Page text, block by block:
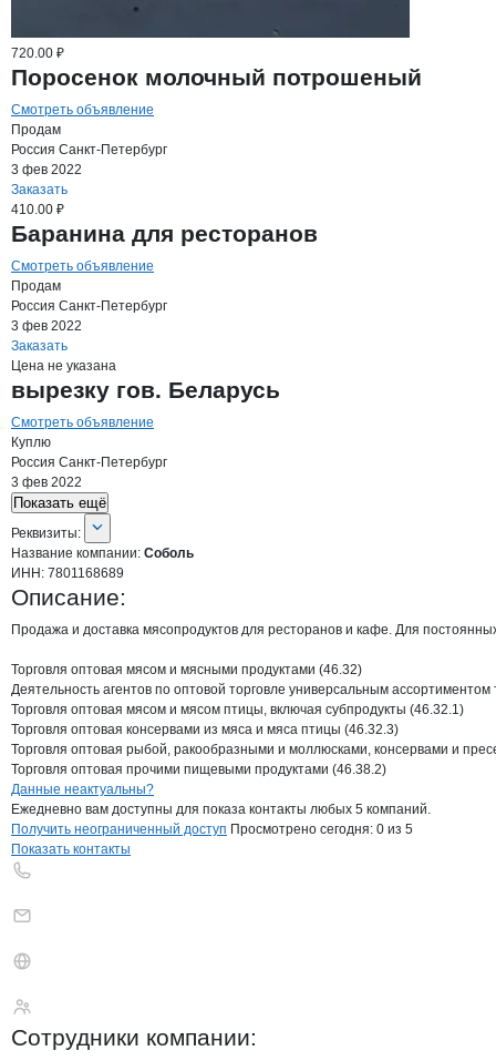
720.00 ₽
Поросенок молочный потрошеный
Смотреть объявление
Продам
Россия Санкт-Петербург
3 фев 2022
Заказать
410.00 ₽
Баранина для ресторанов
Смотреть объявление
Продам
Россия Санкт-Петербург
3 фев 2022
Заказать
Цена не указана
вырезку гов. Беларусь
Смотреть объявление
Куплю
Россия Санкт-Петербург
3 фев 2022
Показать ещё
О компании
Реквизиты
Реквизиты:
Название компании: Соболь
ИНН: 7801168689
Описание:
Продажа и доставка мясопродуктов для ресторанов и кафе. Для
Торговля оптовая мясом и мясными продуктами (46.32)
Деятельность агентов по оптовой торговле универсальным ассортиментом
Торговля оптовая мясом и мясом птицы, включая субпродукты (46.32.1)
Торговля оптовая консервами из мяса и мяса птицы (46.32.3)
Торговля оптовая рыбой, ракообразными и моллюсками, консервами и
Торговля оптовая прочими пищевыми продуктами (46.38.2)
Контактыкомпании
+7(800)000-00-..
Данные неактуальны?
Ежедневно вам доступны для показа контакты любых 5 компаний.
Получить неограниченный доступ Просмотрено сегодня: 0 из 5
Показать контакты
Сотрудники компании: